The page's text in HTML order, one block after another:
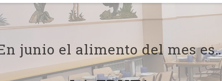
junio el alimento del mes